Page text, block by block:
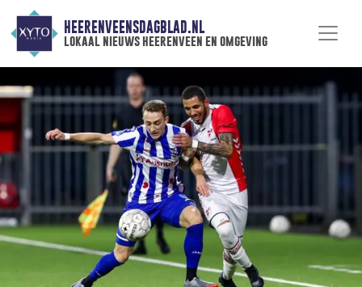
HEERENVEENSDAGBLAD.NL
lokaal nieuws heerenveen en omgeving